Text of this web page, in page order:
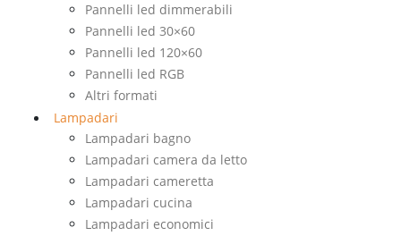
Pannelli led dimmerabili
Pannelli led 30×60
Pannelli led 120×60
Pannelli led RGB
Altri formati
Lampadari
Lampadari bagno
Lampadari camera da letto
Lampadari cameretta
Lampadari cucina
Lampadari economici